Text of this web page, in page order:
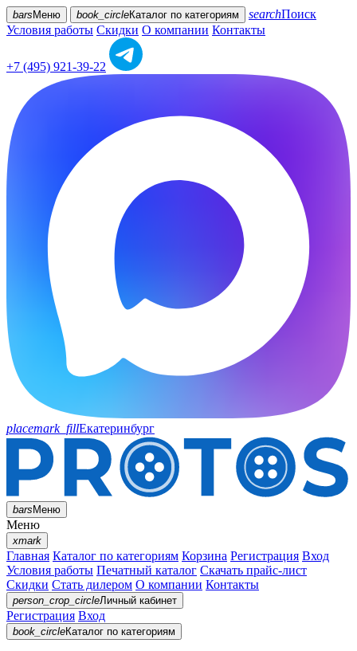
bars Меню book_circleКаталог по категориям searchПоиск
Условия работы Скидки О компании Контакты
+7 (495) 921-39-22
placemark_fillЕкатеринбург
barsМеню
Меню
xmark
Главная Каталог по категориям Корзина Регистрация Вход
Условия работы Печатный каталог Скачать прайс-лист
Скидки Стать дилером О компании Контакты
person_crop_circleЛичный кабинет
Регистрация Вход
book_circleКаталог по категориям